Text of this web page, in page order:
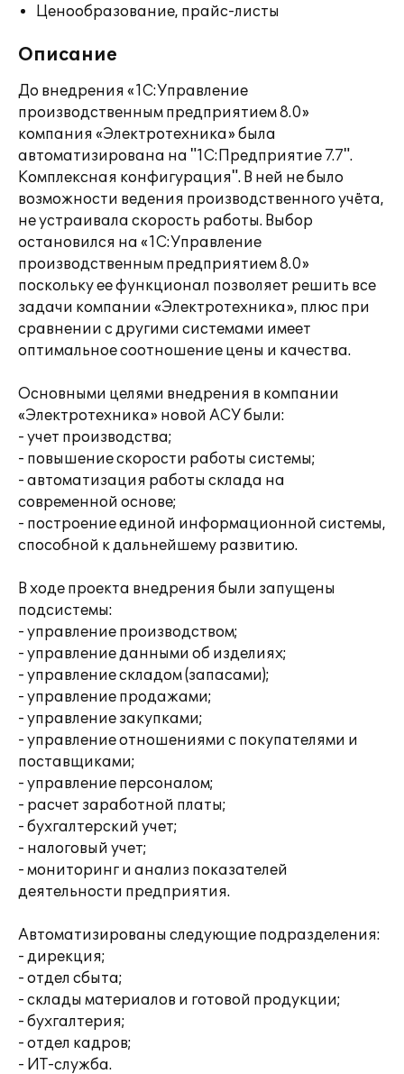
Ценообразование, прайс-листы
Описание
До внедрения «1С:Управление
производственным предприятием 8.0»
компания «Электротехника» была
автоматизирована на "1С:Предприятие 7.7".
Комплексная конфигурация". В ней не было
возможности ведения производственного учёта,
не устраивала скорость работы. Выбор
остановился на «1С:Управление
производственным предприятием 8.0»
поскольку ее функционал позволяет решить все
задачи компании «Электротехника», плюс при
сравнении с другими системами имеет
оптимальное соотношение цены и качества.
Основными целями внедрения в компании
«Электротехника» новой АСУ были:
- учет производства;
- повышение скорости работы системы;
- автоматизация работы склада на
современной основе;
- построение единой информационной системы,
способной к дальнейшему развитию.
В ходе проекта внедрения были запущены
подсистемы:
- управление производством;
- управление данными об изделиях;
- управление складом (запасами);
- управление продажами;
- управление закупками;
- управление отношениями с покупателями и
поставщиками;
- управление персоналом;
- расчет заработной платы;
- бухгалтерский учет;
- налоговый учет;
- мониторинг и анализ показателей
деятельности предприятия.
Автоматизированы следующие подразделения:
- дирекция;
- отдел сбыта;
- склады материалов и готовой продукции;
- бухгалтерия;
- отдел кадров;
- ИТ-служба.